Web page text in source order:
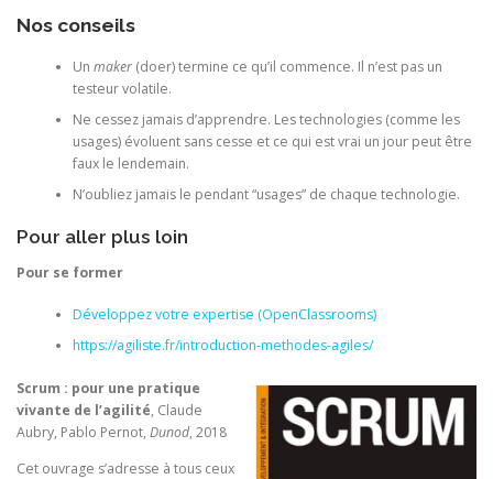
Nos conseils
Un maker(doer) termine ce qu’il commence. Il n’est pas un
testeur volatile.
Ne cessez jamais d’apprendre. Les technologies (comme les
usages) évoluent sans cesse et ce qui est vrai un jour peut être
faux le lendemain.
N’oubliez jamais le pendant “usages” de chaque technologie.
Pour aller plus loin
Pour se former
Développez votre expertise (OpenClassrooms)
https://agiliste.fr/introduction-methodes-agiles/
Scrum : pour une pratique
vivante de l’agilité, Claude
Aubry, Pablo Pernot, Dunod, 2018
Cet ouvrage s’adresse à tous ceux